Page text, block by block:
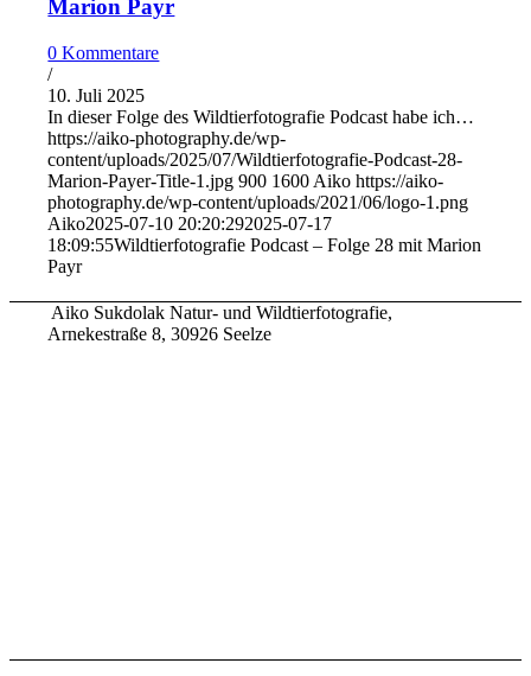
Marion Payr
0 Kommentare
/
10. Juli 2025
In dieser Folge des Wildtierfotografie Podcast habe ich…
https://aiko-photography.de/wp-
content/uploads/2025/07/Wildtierfotografie-Podcast-28-
Marion-Payer-Title-1.jpg 900 1600 Aiko https://aiko-
photography.de/wp-content/uploads/2021/06/logo-1.png
Aiko2025-07-10 20:20:292025-07-17
18:09:55Wildtierfotografie Podcast – Folge 28 mit Marion
Payr
Aiko Sukdolak Natur- und Wildtierfotografie,
Arnekestraße 8, 30926 Seelze